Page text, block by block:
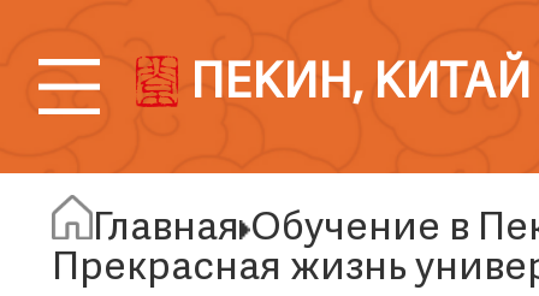
ПЕКИН, КИТАЙ
Главная Обучение в
Прекрасная жизнь